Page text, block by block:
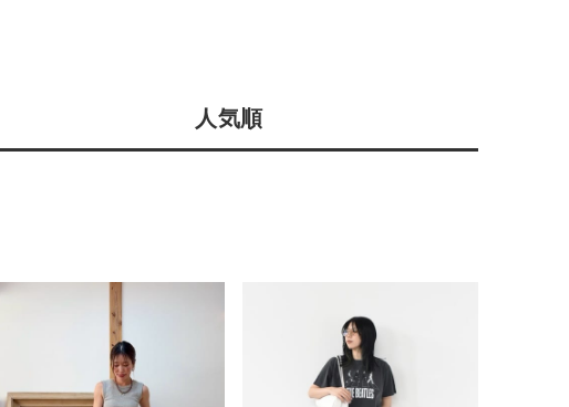
採用情報
在庫なし含む
人気順